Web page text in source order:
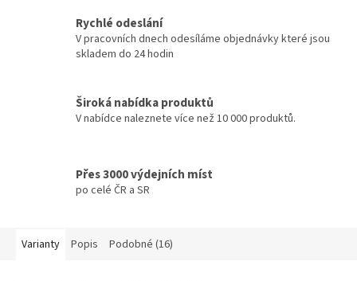
Rychlé odeslání
V pracovních dnech odesíláme objednávky které jsou
skladem do 24 hodin
Široká nabídka produktů
V nabídce naleznete více než 10 000 produktů.
Přes 3000 výdejních míst
po celé ČR a SR
Varianty Popis Podobné (16)